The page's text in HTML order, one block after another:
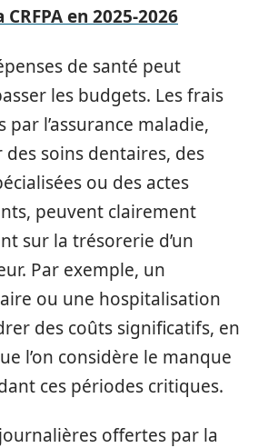
en 2025-2026
de santé peut
les budgets. Les frais
l’assurance maladie,
soins dentaires, des
ou des actes
peuvent clairement
sur la trésorerie d’un
Par exemple, un
ou une hospitalisation
des coûts significatifs, en
l’on considère le manque
ces périodes critiques.
offertes par la